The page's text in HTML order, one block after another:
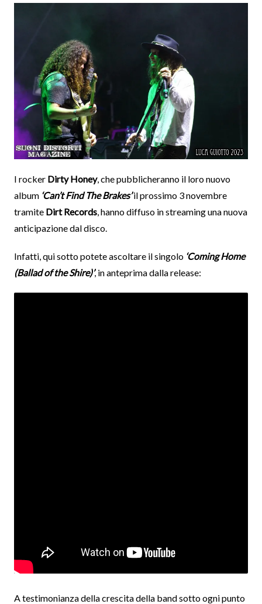
I rocker Dirty Honey, che pubblicheranno il loro nuovo
album ‘Can’t Find The Brakes’il prossimo 3 novembre
tramite Dirt Records, hanno diffuso in streaming una nuova
anticipazione dal disco.
Infatti, qui sotto potete ascoltare il singolo ‘Coming Home
(Ballad of the Shire)’, in anteprima dalla release:
A testimonianza della crescita della band sotto ogni punto